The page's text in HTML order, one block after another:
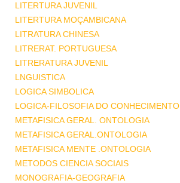
LITERTURA JUVENIL
LITERTURA MOÇAMBICANA
LITRATURA CHINESA
LITRERAT. PORTUGUESA
LITRERATURA JUVENIL
LNGUISTICA
LOGICA SIMBOLICA
LOGICA-FILOSOFIA DO CONHECIMENTO
METAFISICA GERAL. ONTOLOGIA
METAFISICA GERAL.ONTOLOGIA
METAFISICA MENTE .ONTOLOGIA
METODOS CIENCIA SOCIAIS
MONOGRAFIA-GEOGRAFIA